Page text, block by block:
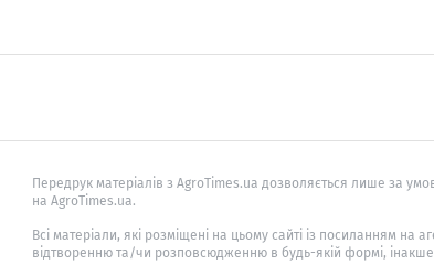
Передрук матеріалів з AgroTimes.ua дозволяється лише за
на AgroTimes.ua.
Всі матеріали, які розміщені на цьому сайті із посиланням на
відтворенню та/чи розповсюдженню в будь-якій формі, інакше